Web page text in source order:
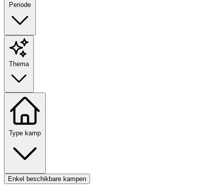
Periode
Thema
Type kamp
Enkel beschikbare kampen